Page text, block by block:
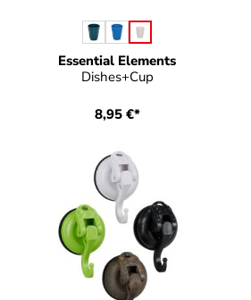
Essential Elements
Dishes+Cup
Farbeauswählen
8,95 €*